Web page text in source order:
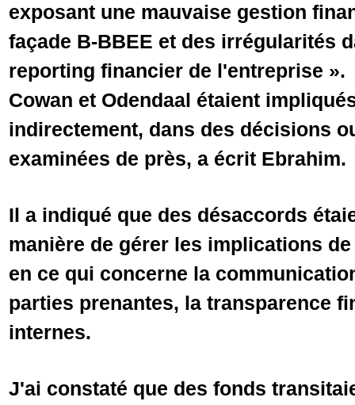
exposant une mauvaise gestion
façade B-BBEE et des irrégularités
reporting financier de l'entreprise ».
Cowan et Odendaal étaient
indirectement, dans des décisions
examinées de près, a écrit Ebrahim.
Il a indiqué que des désaccords
manière de gérer les implications
en ce qui concerne la
parties prenantes, la transparence
internes.
J'ai constaté que des fonds